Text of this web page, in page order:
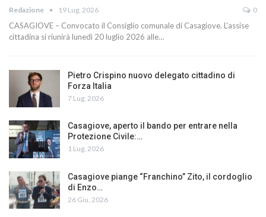
Redazione 19 Lug, 2026 0
CASAGIOVE – Convocato il Consiglio comunale di Casagiove. L'assise
cittadina si riunirà lunedì 20 luglio 2026 alle…
Pietro Crispino nuovo delegato cittadino di
Forza Italia
7 Lug, 2026
Casagiove, aperto il bando per entrare nella
Protezione Civile:…
1 Lug, 2026
Casagiove piange “Franchino” Zito, il cordoglio
di Enzo…
26 Giu, 2026